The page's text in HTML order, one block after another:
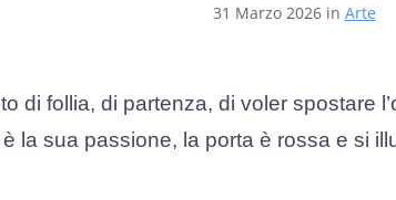
31 Marzo 2026 in Arte
di follia, di partenza, di voler spostare
la sua passione, la porta è rossa e si